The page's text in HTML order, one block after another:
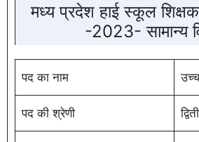
मध्य प्रदेश हाई स्कूल शिक्षक
-2023- सामान्य
पद का नाम
पद की श्रेणी